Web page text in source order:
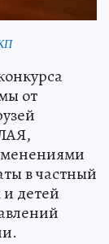
от
в частный
детей